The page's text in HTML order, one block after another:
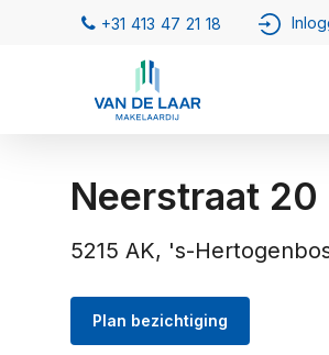
Neerstraat 20
5215 AK, 's-
Plan bezichtiging